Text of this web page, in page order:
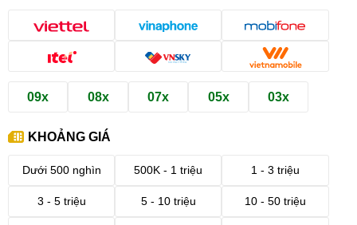
09x 08x 07x 05x 03x
KHOẢNG GIÁ
Dưới 500 nghìn 500K - 1 triệu 1 - 3 triệu
3 - 5 triệu 5 - 10 triệu 10 - 50 triệu